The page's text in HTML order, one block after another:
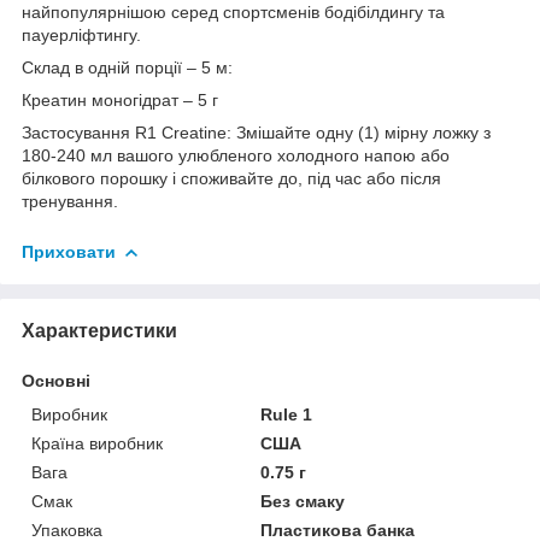
найпопулярнішою серед спортсменів бодібілдингу та
пауерліфтингу.
Склад в одній порції – 5 м:
Креатин моногідрат – 5 г
Застосування R1 Creatine: Змішайте одну (1) мірну ложку з
180-240 мл вашого улюбленого холодного напою або
білкового порошку і споживайте до, під час або після
тренування.
Приховати
Характеристики
Основні
Виробник
Rule 1
Країна виробник
США
Вага
0.75 г
Смак
Без смаку
Упаковка
Пластикова банка